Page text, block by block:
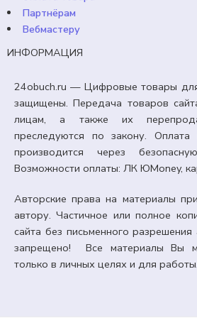
Партнёрам
Вебмастеру
ИНФОРМАЦИЯ
24obuch.ru — Цифровые товары
защищены. Передача товаров
лицам, а также их
преследуются по закону. Оплата
производится через
Возможности оплаты: ЛК ЮMoney,
Авторские права на материалы
автору. Частичное или полное
сайта без письменного разрешения
запрещено! Все материалы Вы
только в личных целях и для работы.